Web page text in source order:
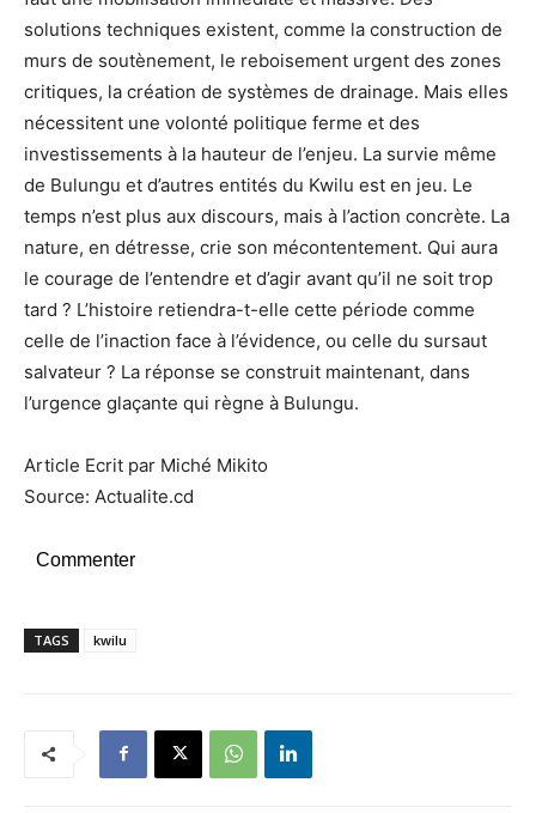
solutions techniques existent, comme la construction de
murs de soutènement, le reboisement urgent des zones
critiques, la création de systèmes de drainage. Mais elles
nécessitent une volonté politique ferme et des
investissements à la hauteur de l’enjeu. La survie même
de Bulungu et d’autres entités du Kwilu est en jeu. Le
temps n’est plus aux discours, mais à l’action concrète. La
nature, en détresse, crie son mécontentement. Qui aura
le courage de l’entendre et d’agir avant qu’il ne soit trop
tard ? L’histoire retiendra-t-elle cette période comme
celle de l’inaction face à l’évidence, ou celle du sursaut
salvateur ? La réponse se construit maintenant, dans
l’urgence glaçante qui règne à Bulungu.
Article Ecrit par Miché Mikito
Source: Actualite.cd
Commenter
TAGS kwilu